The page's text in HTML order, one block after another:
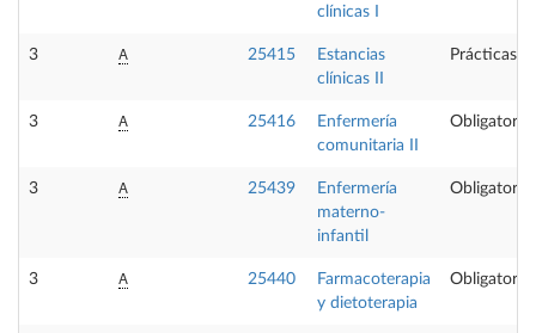
clínicas I
3 A 25415
Estancias
clínicas II
Prácticas
3 A 25416
Enfermería
comunitaria II
Obligatoria
3 A 25439
Enfermería
materno-
infantil
Obligatoria
3 A 25440
Farmacoterapia
y dietoterapia
Obligatoria